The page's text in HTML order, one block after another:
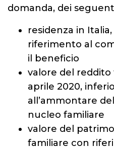
domanda, dei
residenza in
riferimento al
il beneficio
valore del reddito
aprile 2020,
all’ammontare
nucleo familiare
valore del
familiare con